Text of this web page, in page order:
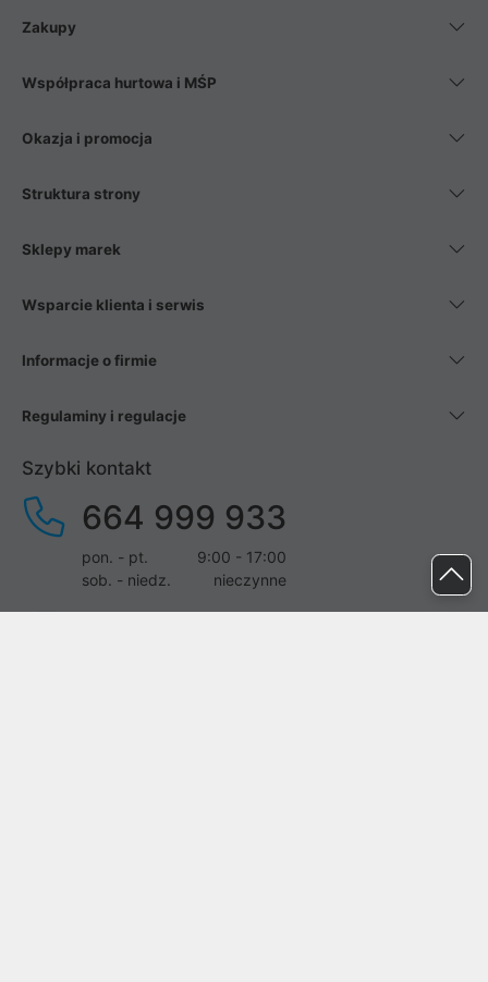
Zakupy
Współpraca hurtowa i MŚP
Okazja i promocja
Struktura strony
Sklepy marek
Wsparcie klienta i serwis
Informacje o firmie
Regulaminy i regulacje
Szybki kontakt
664 999 933
pon. - pt.
9:00 - 17:00
sob. - niedz.
nieczynne